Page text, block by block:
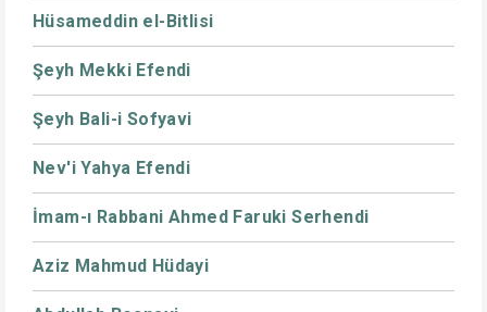
Hüsameddin el-Bitlisi
Şeyh Mekki Efendi
Şeyh Bali-i Sofyavi
Nev'i Yahya Efendi
İmam-ı Rabbani Ahmed Faruki Serhendi
Aziz Mahmud Hüdayi